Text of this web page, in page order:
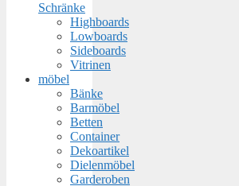
Schränke
Highboards
Lowboards
Sideboards
Vitrinen
möbel
Bänke
Barmöbel
Betten
Container
Dekoartikel
Dielenmöbel
Garderoben